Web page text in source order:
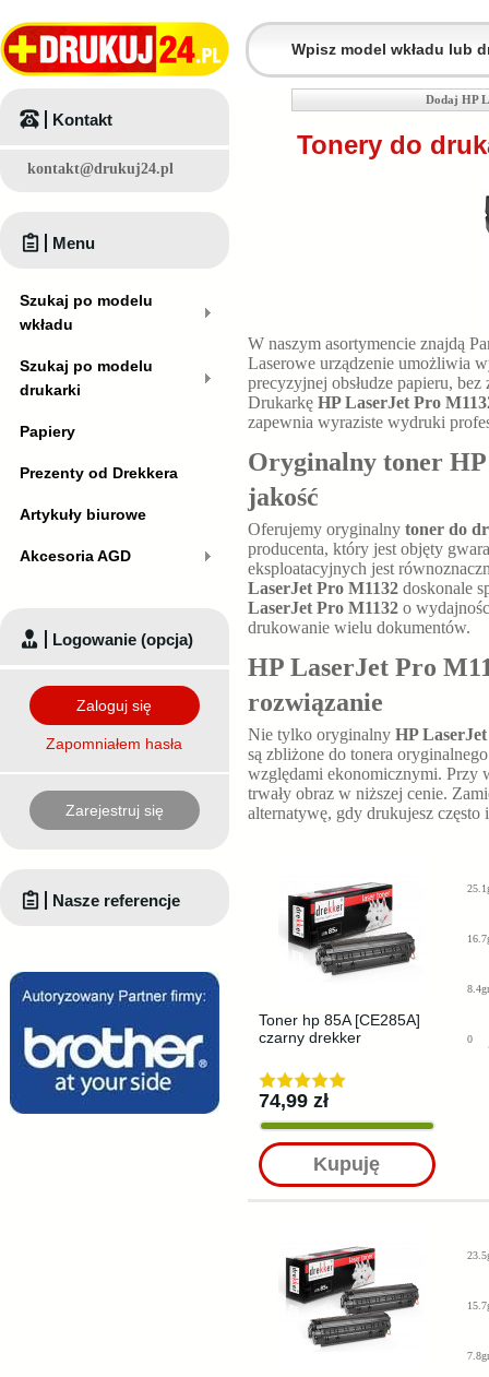
Dodaj HP
Tonery do
W naszym asortymencie znajdą
Laserowe urządzenie umożliwia
precyzyjnej obsłudze papieru,
Drukarkę HP LaserJet Pro
zapewnia wyraziste wydruki
Oryginalny toner HP
jakość
Oferujemy oryginalny toner do
producenta, który jest objęty
eksploatacyjnych jest
LaserJet Pro M1132 doskonale
LaserJet Pro M1132 o
drukowanie wielu dokumentów.
HP LaserJet Pro
rozwiązanie
Nie tylko oryginalny HP
są zbliżone do tonera
względami ekonomicznymi. Przy
trwały obraz w niższej cenie.
alternatywę, gdy drukujesz
Toner hp 85A [CE285A]
czarny drekker
74,99 zł
Kupuję
8.4gr
0
7.8gr
Kontakt
kontakt@drukuj24.pl
Menu
Szukaj po modelu
wkładu
Szukaj po modelu
drukarki
Papiery
Prezenty od Drekkera
Artykuły biurowe
Akcesoria AGD
Logowanie (opcja)
Zaloguj się
Zapomniałem hasła
Zarejestruj się
Nasze referencje